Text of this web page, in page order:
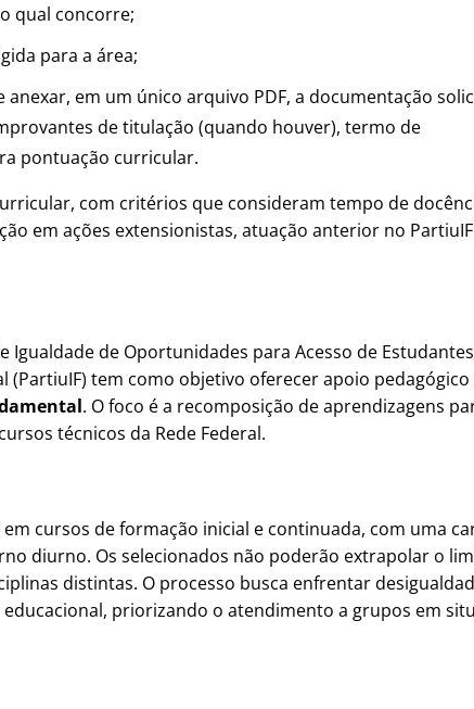
qual concorre;
para a área;
em um único arquivo PDF, a documentação
de titulação (quando houver), termo de
pontuação curricular.
com critérios que consideram tempo de
em ações extensionistas, atuação anterior no
Igualdade de Oportunidades para Acesso de
(PartiuIF) tem como objetivo oferecer apoio pedagógico
. O foco é a recomposição de aprendizagens
técnicos da Rede Federal.
cursos de formação inicial e continuada, com uma
diurno. Os selecionados não poderão extrapolar o
distintas. O processo busca enfrentar
priorizando o atendimento a grupos em